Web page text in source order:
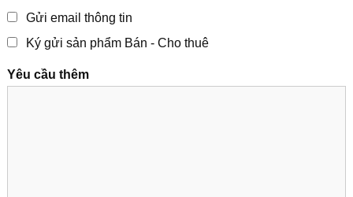
Gửi email thông tin
Ký gửi sản phẩm Bán - Cho thuê
Yêu cầu thêm